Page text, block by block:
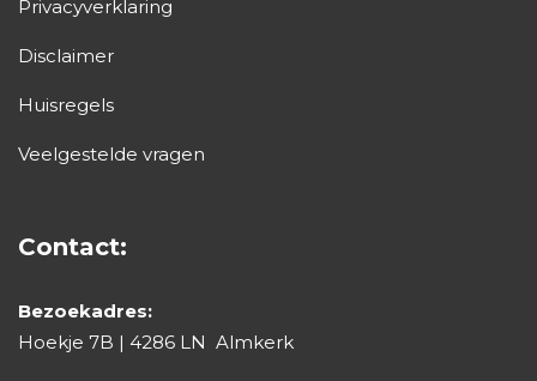
Privacyverklaring
Disclaimer
Huisregels
Veelgestelde vragen
Contact:
Bezoekadres:
Hoekje 7B | 4286 LN Almkerk